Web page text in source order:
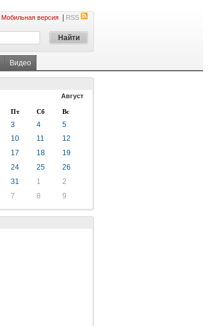
Мобильная версия RSS
Видео
Август
Пт Сб Вс
3 4
5
10 11
12
17 18
19
24 25
26
31 1
2
7 8 9